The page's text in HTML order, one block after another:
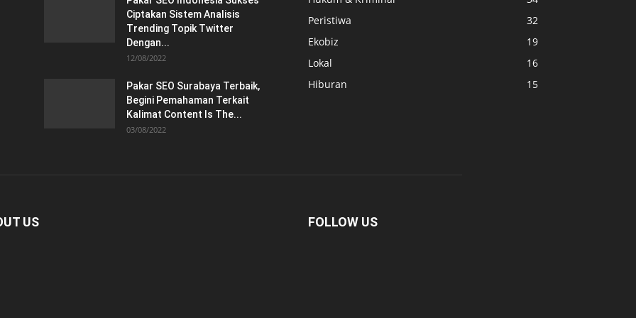
Ciptakan Sistem Analisis
Trending Topik Twitter
Dengan...
12/08/2022
Pakar SEO Surabaya Terbaik,
Begini Pemahaman Terkait
Kalimat Content Is The...
03/08/2022
Peristiwa
32
Ekobiz
19
Lokal
16
Hiburan
15
US FOLLOW US